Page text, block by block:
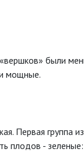
были
мощные.
Первая группа
плодов - зеленые: